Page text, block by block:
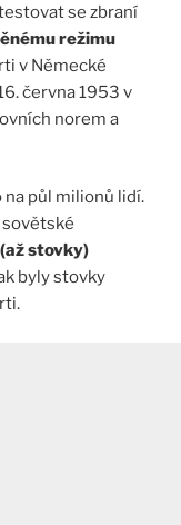
se zbraní
režimu
v Německé
června 1953 v
norem a
na půl milionů lidí.
sovětské
stovky)
byly stovky